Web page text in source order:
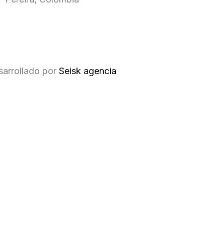
por Seisk agencia